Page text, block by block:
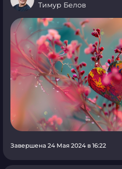
Тимур Белов
Завершена 24 Мая 2024 в 16:22